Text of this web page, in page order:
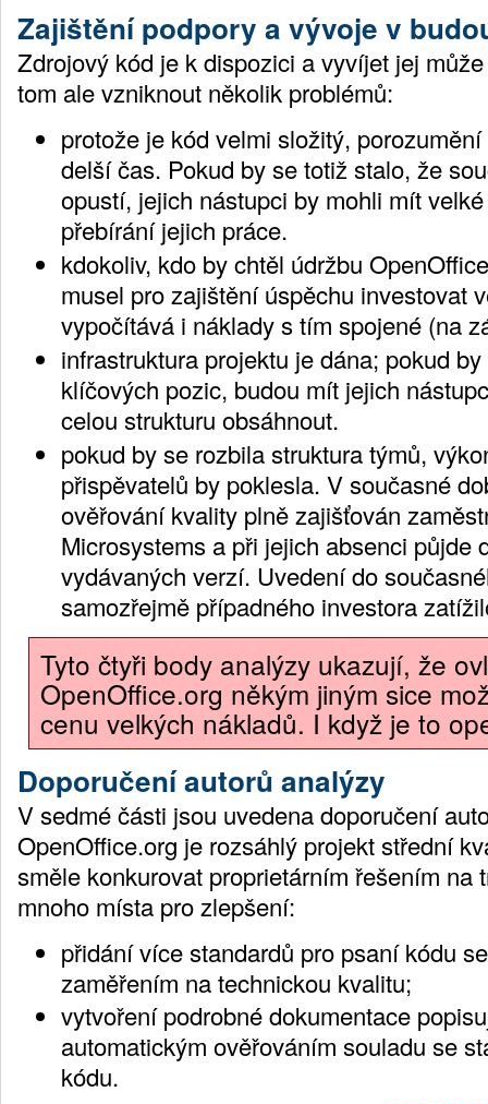
Zajištění podpory a vývoje v
Zdrojový kód je k dispozici a vyvíjet jej
tom ale vzniknout několik problémů:
protože je kód velmi složitý,
delší čas. Pokud by se totiž stalo, že
opustí, jejich nástupci by mohli mít
přebírání jejich práce.
kdokoliv, kdo by chtěl údržbu
musel pro zajištění úspěchu investovat
vypočítává i náklady s tím spojené (na
infrastruktura projektu je dána; pokud
klíčových pozic, budou mít jejich
celou strukturu obsáhnout.
pokud by se rozbila struktura týmů,
přispěvatelů by poklesla. V současné
ověřování kvality plně zajišťován
Microsystems a při jejich absenci půjde
vydávaných verzí. Uvedení do
samozřejmě případného investora
Tyto čtyři body analýzy ukazují, že
OpenOffice.org někým jiným sice
cenu velkých nákladů. I když je to
Doporučení autorů analýzy
V sedmé části jsou uvedena doporučení
OpenOffice.org je rozsáhlý projekt střední
směle konkurovat proprietárním řešením na
mnoho místa pro zlepšení:
přidání více standardů pro psaní kódu
zaměřením na technickou kvalitu;
vytvoření podrobné dokumentace
automatickým ověřováním souladu se
kódu.